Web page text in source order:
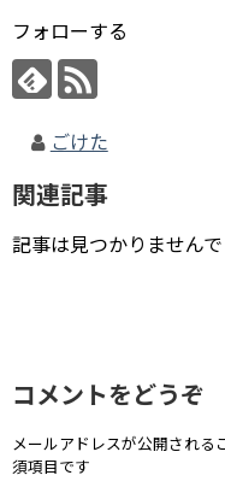
フォローする
ごけた
関連記事
記事は見つかりませんで
コメントをどうぞ
メールアドレスが公開される
須項目です